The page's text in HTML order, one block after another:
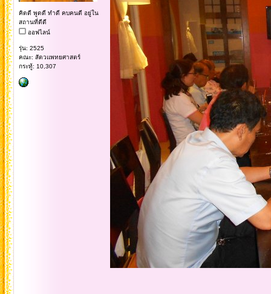
คิดดี พูดดี ทำดี คบคนดี อยู่ใน
สถานที่ดีดี
ออฟไลน์
รุ่น: 2525
คณะ: สัตวแพทยศาสตร์
กระทู้: 10,307